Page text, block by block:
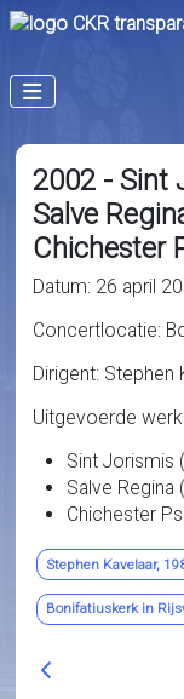
2002 - Sint
Salve
Chichester
Datum: 26 april
Concertlocatie:
Dirigent: Stephen
Uitgevoerde
Sint Jorismis
Salve Regina
Chichester
Stephen Kavelaar,
Bonifatiuskerk in
Vorig artikel: